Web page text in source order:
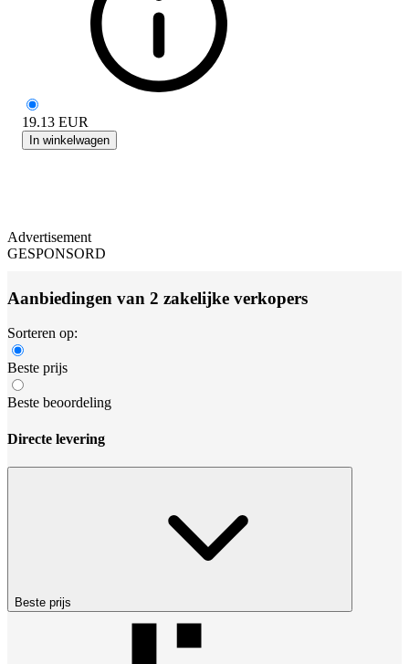
19.13 EUR
In winkelwagen
Advertisement
GESPONSORD
Aanbiedingen van 2 zakelijke verkopers
Sorteren op:
Beste prijs
Beste beoordeling
Directe levering
Beste prijs